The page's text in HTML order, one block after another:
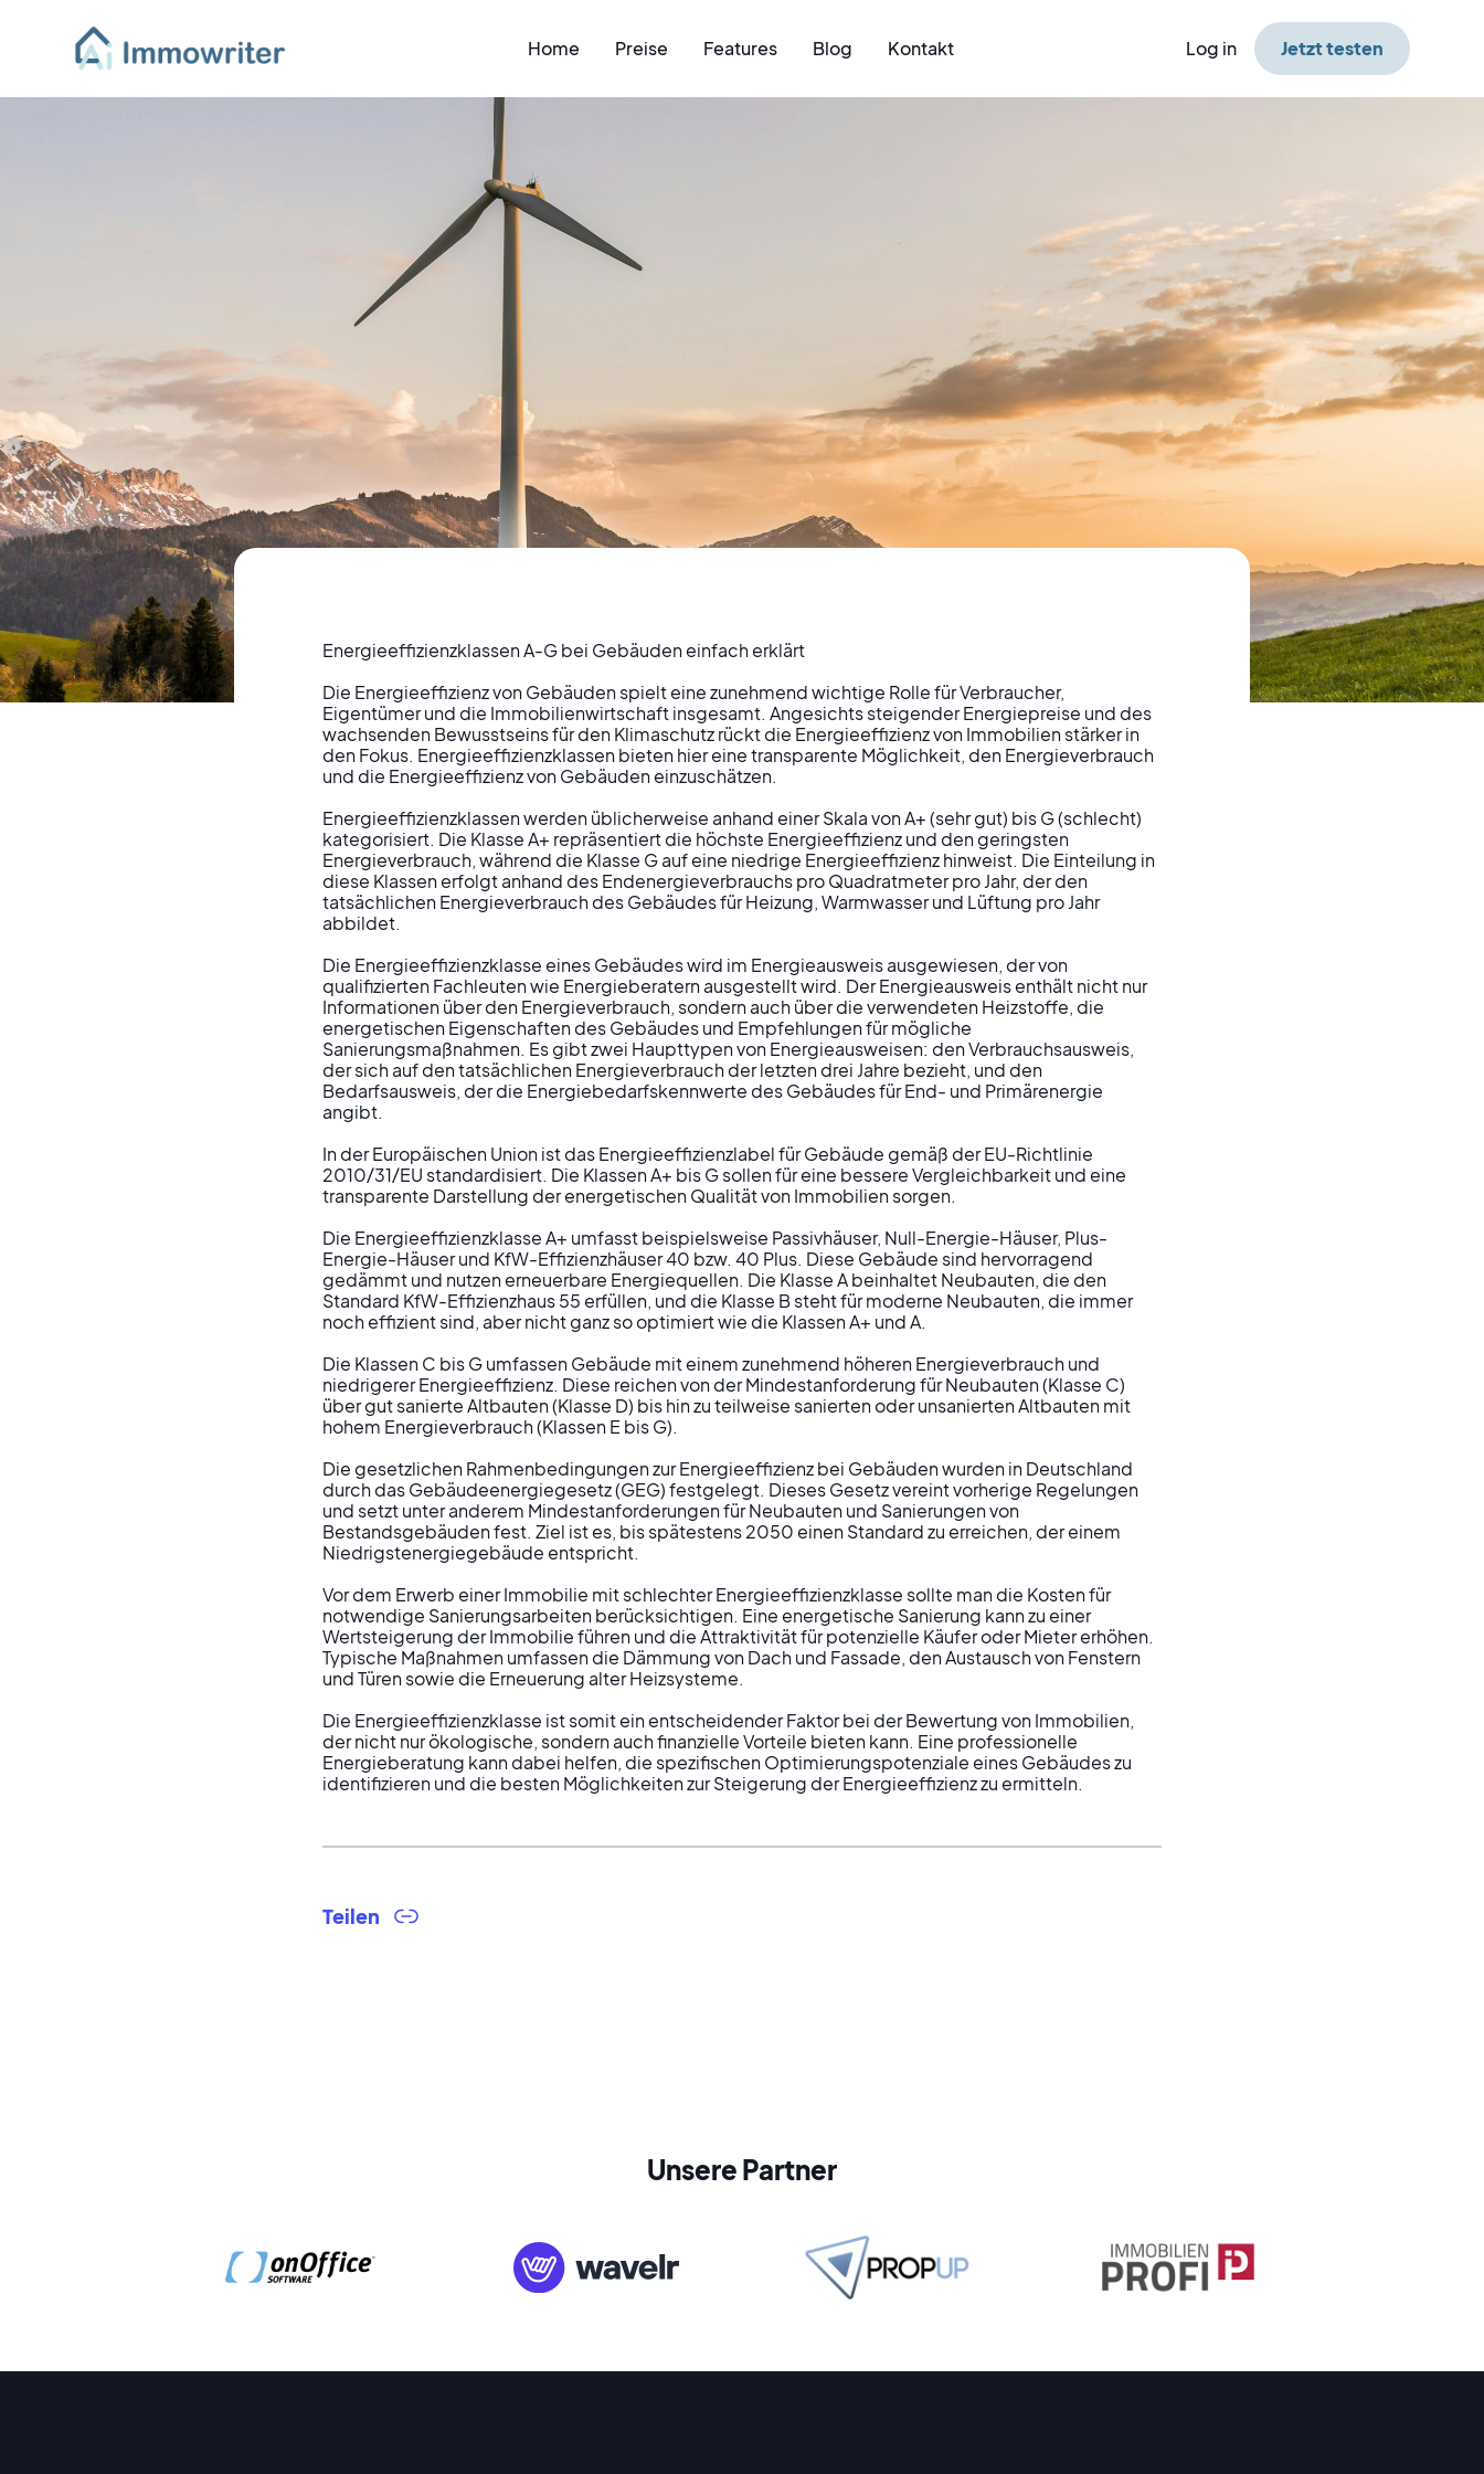
Home Preise Features Blog Kontakt Log in Jetzt testen
Verstehen Sie die
Energieeffizienzklassen von
Gebäuden A bis G
Energieeffizienzklassen A-G bei Gebäuden einfach erklärt
Die Energieeffizienz von Gebäuden spielt eine zunehmend wichtige Rolle für Verbraucher,
Eigentümer und die Immobilienwirtschaft insgesamt. Angesichts steigender Energiepreise und des
wachsenden Bewusstseins für den Klimaschutz rückt die Energieeffizienz von Immobilien stärker in
den Fokus. Energieeffizienzklassen bieten hier eine transparente Möglichkeit, den Energieverbrauch
und die Energieeffizienz von Gebäuden einzuschätzen.
Energieeffizienzklassen werden üblicherweise anhand einer Skala von A+ (sehr gut) bis G (schlecht)
kategorisiert. Die Klasse A+ repräsentiert die höchste Energieeffizienz und den geringsten
Energieverbrauch, während die Klasse G auf eine niedrige Energieeffizienz hinweist. Die Einteilung in
diese Klassen erfolgt anhand des Endenergieverbrauchs pro Quadratmeter pro Jahr, der den
tatsächlichen Energieverbrauch des Gebäudes für Heizung, Warmwasser und Lüftung pro Jahr
abbildet.
Die Energieeffizienzklasse eines Gebäudes wird im Energieausweis ausgewiesen, der von
qualifizierten Fachleuten wie Energieberatern ausgestellt wird. Der Energieausweis enthält nicht nur
Informationen über den Energieverbrauch, sondern auch über die verwendeten Heizstoffe, die
energetischen Eigenschaften des Gebäudes und Empfehlungen für mögliche
Sanierungsmaßnahmen. Es gibt zwei Haupttypen von Energieausweisen: den Verbrauchsausweis,
der sich auf den tatsächlichen Energieverbrauch der letzten drei Jahre bezieht, und den
Bedarfsausweis, der die Energiebedarfskennwerte des Gebäudes für End- und Primärenergie
angibt.
In der Europäischen Union ist das Energieeffizienzlabel für Gebäude gemäß der EU-Richtlinie
2010/31/EU standardisiert. Die Klassen A+ bis G sollen für eine bessere Vergleichbarkeit und eine
transparente Darstellung der energetischen Qualität von Immobilien sorgen.
Die Energieeffizienzklasse A+ umfasst beispielsweise Passivhäuser, Null-Energie-Häuser, Plus-
Energie-Häuser und KfW-Effizienzhäuser 40 bzw. 40 Plus. Diese Gebäude sind hervorragend
gedämmt und nutzen erneuerbare Energiequellen. Die Klasse A beinhaltet Neubauten, die den
Standard KfW-Effizienzhaus 55 erfüllen, und die Klasse B steht für moderne Neubauten, die immer
noch effizient sind, aber nicht ganz so optimiert wie die Klassen A+ und A.
Die Klassen C bis G umfassen Gebäude mit einem zunehmend höheren Energieverbrauch und
niedrigerer Energieeffizienz. Diese reichen von der Mindestanforderung für Neubauten (Klasse C)
über gut sanierte Altbauten (Klasse D) bis hin zu teilweise sanierten oder unsanierten Altbauten mit
hohem Energieverbrauch (Klassen E bis G).
Die gesetzlichen Rahmenbedingungen zur Energieeffizienz bei Gebäuden wurden in Deutschland
durch das Gebäudeenergiegesetz (GEG) festgelegt. Dieses Gesetz vereint vorherige Regelungen
und setzt unter anderem Mindestanforderungen für Neubauten und Sanierungen von
Bestandsgebäuden fest. Ziel ist es, bis spätestens 2050 einen Standard zu erreichen, der einem
Niedrigstenergiegebäude entspricht.
Vor dem Erwerb einer Immobilie mit schlechter Energieeffizienzklasse sollte man die Kosten für
notwendige Sanierungsarbeiten berücksichtigen. Eine energetische Sanierung kann zu einer
Wertsteigerung der Immobilie führen und die Attraktivität für potenzielle Käufer oder Mieter erhöhen.
Typische Maßnahmen umfassen die Dämmung von Dach und Fassade, den Austausch von Fenstern
und Türen sowie die Erneuerung alter Heizsysteme.
Die Energieeffizienzklasse ist somit ein entscheidender Faktor bei der Bewertung von Immobilien,
der nicht nur ökologische, sondern auch finanzielle Vorteile bieten kann. Eine professionelle
Energieberatung kann dabei helfen, die spezifischen Optimierungspotenziale eines Gebäudes zu
identifizieren und die besten Möglichkeiten zur Steigerung der Energieeffizienz zu ermitteln.
Teilen
Unsere Partner